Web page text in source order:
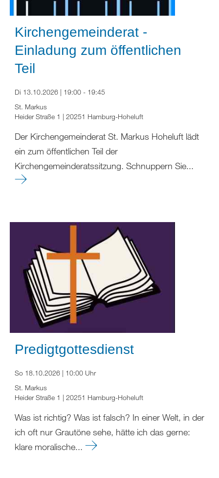
Kirchengemeinderat -
Einladung zum öffentlichen
Teil
Di 13.10.2026 | 19:00 - 19:45
St. Markus
Heider Straße 1 | 20251 Hamburg-Hoheluft
Der Kirchengemeinderat St. Markus Hoheluft lädt
ein zum öffentlichen Teil der
Kirchengemeinderatssitzung. Schnuppern Sie...
Predigtgottesdienst
So 18.10.2026 | 10:00 Uhr
St. Markus
Heider Straße 1 | 20251 Hamburg-Hoheluft
Was ist richtig? Was ist falsch? In einer Welt, in der
ich oft nur Grautöne sehe, hätte ich das gerne:
klare moralische...